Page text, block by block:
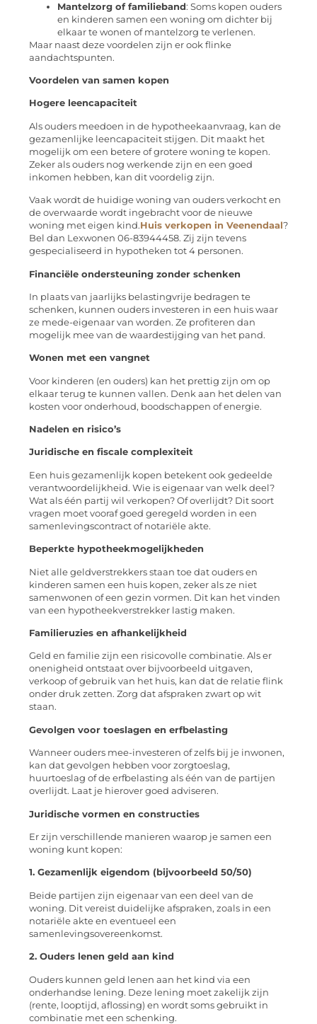
Mantelzorg of familieband: Soms kopen ouders
en kinderen samen een woning om dichter bij
elkaar te wonen of mantelzorg te verlenen.
Maar naast deze voordelen zijn er ook flinke
aandachtspunten.
Voordelen van samen kopen
Hogere leencapaciteit
Als ouders meedoen in de hypotheekaanvraag, kan de
gezamenlijke leencapaciteit stijgen. Dit maakt het
mogelijk om een betere of grotere woning te kopen.
Zeker als ouders nog werkende zijn en een goed
inkomen hebben, kan dit voordelig zijn.
Vaak wordt de huidige woning van ouders verkocht en
de overwaarde wordt ingebracht voor de nieuwe
woning met eigen kind.Huis verkopen in Veenendaal?
Bel dan Lexwonen 06-83944458. Zij zijn tevens
gespecialiseerd in hypotheken tot 4 personen.
Financiële ondersteuning zonder schenken
In plaats van jaarlijks belastingvrije bedragen te
schenken, kunnen ouders investeren in een huis waar
ze mede-eigenaar van worden. Ze profiteren dan
mogelijk mee van de waardestijging van het pand.
Wonen met een vangnet
Voor kinderen (en ouders) kan het prettig zijn om op
elkaar terug te kunnen vallen. Denk aan het delen van
kosten voor onderhoud, boodschappen of energie.
Nadelen en risico’s
Juridische en fiscale complexiteit
Een huis gezamenlijk kopen betekent ook gedeelde
verantwoordelijkheid. Wie is eigenaar van welk deel?
Wat als één partij wil verkopen? Of overlijdt? Dit soort
vragen moet vooraf goed geregeld worden in een
samenlevingscontract of notariële akte.
Beperkte hypotheekmogelijkheden
Niet alle geldverstrekkers staan toe dat ouders en
kinderen samen een huis kopen, zeker als ze niet
samenwonen of een gezin vormen. Dit kan het vinden
van een hypotheekverstrekker lastig maken.
Familieruzies en afhankelijkheid
Geld en familie zijn een risicovolle combinatie. Als er
onenigheid ontstaat over bijvoorbeeld uitgaven,
verkoop of gebruik van het huis, kan dat de relatie flink
onder druk zetten. Zorg dat afspraken zwart op wit
staan.
Gevolgen voor toeslagen en erfbelasting
Wanneer ouders mee-investeren of zelfs bij je inwonen,
kan dat gevolgen hebben voor zorgtoeslag,
huurtoeslag of de erfbelasting als één van de partijen
overlijdt. Laat je hierover goed adviseren.
Juridische vormen en constructies
Er zijn verschillende manieren waarop je samen een
woning kunt kopen:
1. Gezamenlijk eigendom (bijvoorbeeld 50/50)
Beide partijen zijn eigenaar van een deel van de
woning. Dit vereist duidelijke afspraken, zoals in een
notariële akte en eventueel een
samenlevingsovereenkomst.
2. Ouders lenen geld aan kind
Ouders kunnen geld lenen aan het kind via een
onderhandse lening. Deze lening moet zakelijk zijn
(rente, looptijd, aflossing) en wordt soms gebruikt in
combinatie met een schenking.